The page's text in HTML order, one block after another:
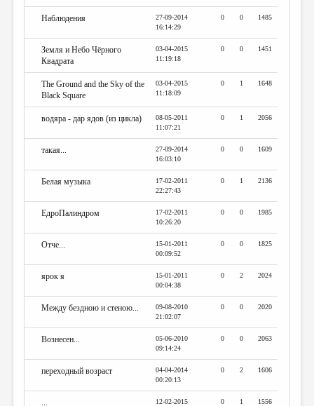
Наблюдения
27-09-2014
16:14:29
0 0 1485
Земля и Небо Чёрного
Квадрата
03-04-2015
11:19:18
0 0 1451
The Ground and the Sky of the
Black Square
03-04-2015
11:18:09
0 1 1648
водяра - дар ядов (из цикла)
08-05-2011
11:07:21
0 1 2056
такая...
27-09-2014
16:03:10
0 0 1609
Белая музыка
17-02-2011
22:27:43
0 1 2136
ЕдроПалиндром
17-02-2011
10:26:20
0 0 1985
Отче...
15-01-2011
00:09:52
0 0 1825
ярок я
15-01-2011
00:04:38
0 2 2024
Между бездною и стеною...
09-08-2010
21:02:07
0 0 2020
Вознесен...
05-06-2010
09:14:24
0 0 2063
переходный возраст
04-04-2014
00:20:13
0 2 1606
...
12-02-2015
0 1 1556